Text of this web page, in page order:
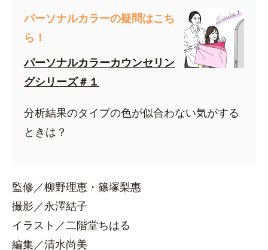
パーソナルカラーの疑問はこち
ら！
パーソナルカラーカウンセリン
グシリーズ＃１
分析結果のタイプの色が似合わない気がする
ときは？
監修／柳野理恵・篠塚梨惠
撮影／永澤結子
イラスト／二階堂ちはる
編集／清水尚美